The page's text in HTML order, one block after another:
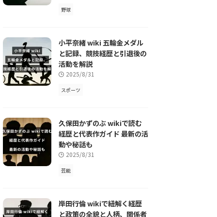
野球
小平奈緒 wiki 五輪金メダル
と記録、競技経歴と引退後の
活動を解説
2025/8/31
スポーツ
久保田かずのぶ wikiで読む
経歴と代表作ガイド 最新の活
動や秘話も
2025/8/31
芸能
岸田行倫 wikiで紐解く経歴
と政策の全貌と人柄、関係者